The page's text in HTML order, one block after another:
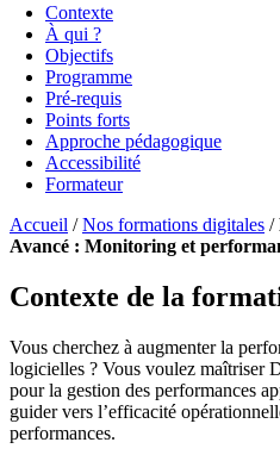
Contexte
À qui ?
Objectifs
Programme
Pré-requis
Points forts
Approche pédagogique
Accessibilité
Formateur
Accueil /Nos formations digitales /
Avancé : Monitoring et
Contexte de la
Vous cherchez à augmenter la
logicielles ? Vous voulez maîtriser
pour la gestion des performances
guider vers l’efficacité
performances.